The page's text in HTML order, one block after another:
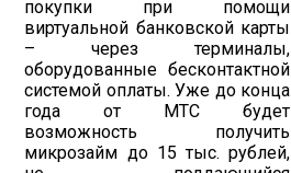
покупки при помощи
виртуальной банковской карты
– через терминалы,
оборудованные бесконтактной
системой оплаты. Уже до конца
года от МТС будет
возможность получить
микрозайм до 15 тыс. рублей,